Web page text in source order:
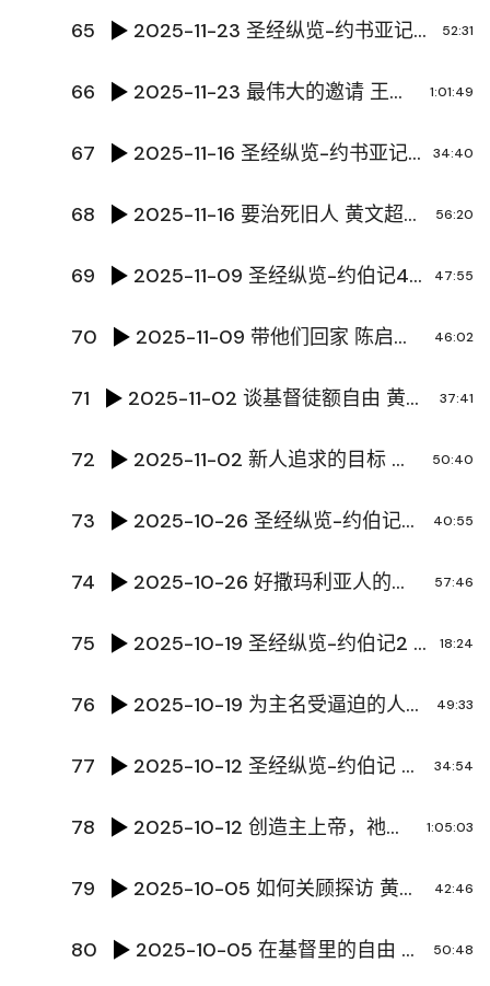
65 2025-11-23 圣经纵览-约书亚记2 陈国辉传道 52:31
66 2025-11-23 最伟大的邀请 王占臣牧师 1:01:49
67 2025-11-16 圣经纵览-约书亚记1 陈国辉传道 34:40
68 2025-11-16 要治死旧人 黄文超牧师 56:20
69 2025-11-09 圣经纵览-约伯记4 陈国辉传道 47:55
70 2025-11-09 带他们回家 陈启方牧师 46:02
71 2025-11-02 谈基督徒额自由 黄文超传道 37:41
72 2025-11-02 新人追求的目标 黄文超牧师 50:40
73 2025-10-26 圣经纵览-约伯记3 陈国辉传道 40:55
74 2025-10-26 好撒玛利亚人的比喻 王占臣牧师 57:46
75 2025-10-19 圣经纵览-约伯记2 陈国辉传道 18:24
76 2025-10-19 为主名受逼迫的人有福了 陈国辉传道 49:33
77 2025-10-12 圣经纵览-约伯记 陈国辉传道 34:54
78 2025-10-12 创造主上帝，祂荣耀彰显于 和恩慈供应给整个创造界 权陈牧师 1:05:03
79 2025-10-05 如何关顾探访 黄文超牧师 42:46
80 2025-10-05 在基督里的自由 黄文超牧师 50:48